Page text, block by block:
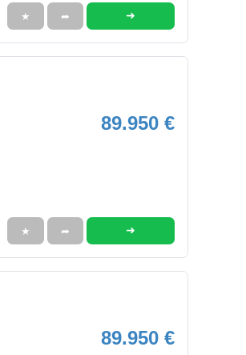
★ ➦ ➜
89.950 €
★ ➦ ➜
89.950 €